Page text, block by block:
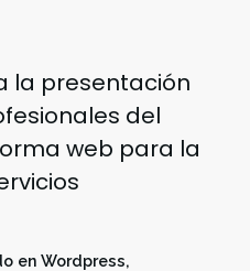
la presentación
del
web para la
en Wordpress,